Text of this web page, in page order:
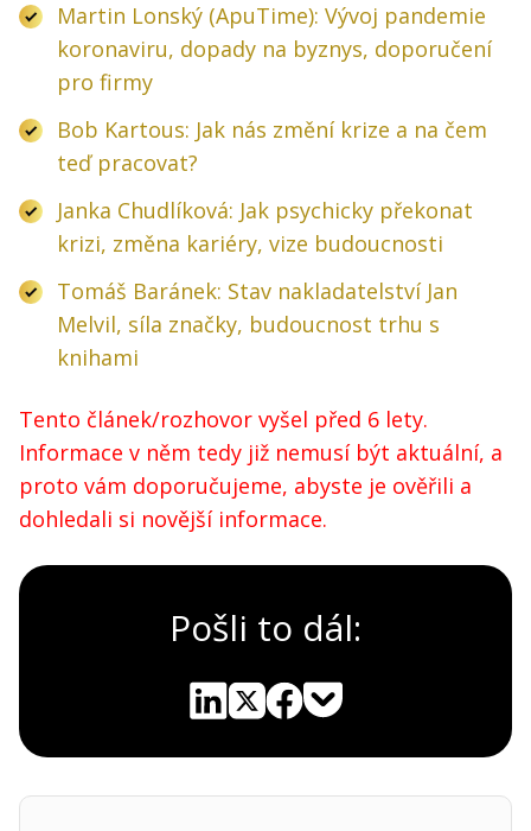
Martin Lonský (ApuTime): Vývoj pandemie
koronaviru, dopady na byznys, doporučení
pro firmy
Bob Kartous: Jak nás změní krize a na čem
teď pracovat?
Janka Chudlíková: Jak psychicky překonat
krizi, změna kariéry, vize budoucnosti
Tomáš Baránek: Stav nakladatelství Jan
Melvil, síla značky, budoucnost trhu s
knihami
Tento článek/rozhovor vyšel před 6 lety.
Informace v něm tedy již nemusí být aktuální, a
proto vám doporučujeme, abyste je ověřili a
dohledali si novější informace.
Pošli to dál: